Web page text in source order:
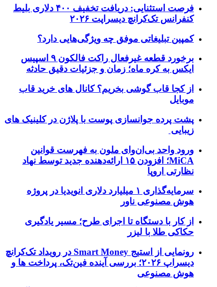
فرصت استثنایی: دریافت تخفیف ۴۰۰ دلاری بلیط
کنفرانس تک‌کرانچ دیسراپت ۲۰۲۶
کمپین تبلیغاتی موفق چه ویژگی‌هایی دارد؟
برخورد قطعه غیرفعال راکت فالکون ۹ اسپیس
ایکس به کره ماه؛ زمان و جزئیات دقیق حادثه
از کجا قاب گوشی بخریم؟ کانال های خرید قاب
موبایل
پشت پرده جوانسازی پوست با پلاژن در کلینیک های
زیبایی
ورود واحد بی‌ان‌وای ملون به فهرست قوانین
MiCA؛ افزودن ۱۵ ارائه‌دهنده جدید توسط نهاد
نظارتی اروپا
سرمایه‌گذاری ۱ میلیارد دلاری انویدیا در پروژه
هوش مصنوعی ناور
از کار با دستگاه تا اجرای طرح؛ مسیر یادگیری
حکاکی طلا با لیزر
رونمایی از استیج Smart Money در رویداد تک‌کرانچ
دیسراپ ۲۰۲۶؛ بررسی آینده فین‌تک، پرداخت‌ ها و
هوش مصنوعی